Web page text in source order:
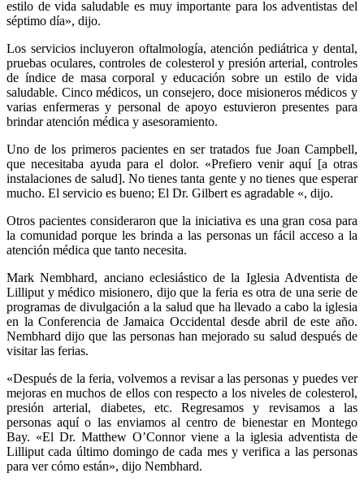
estilo de vida saludable es muy importante para los adventistas del
séptimo día», dijo.
Los servicios incluyeron oftalmología, atención pediátrica y dental,
pruebas oculares, controles de colesterol y presión arterial, controles
de índice de masa corporal y educación sobre un estilo de vida
saludable. Cinco médicos, un consejero, doce misioneros médicos y
varias enfermeras y personal de apoyo estuvieron presentes para
brindar atención médica y asesoramiento.
Uno de los primeros pacientes en ser tratados fue Joan Campbell,
que necesitaba ayuda para el dolor. «Prefiero venir aquí [a otras
instalaciones de salud]. No tienes tanta gente y no tienes que esperar
mucho. El servicio es bueno; El Dr. Gilbert es agradable «, dijo.
Otros pacientes consideraron que la iniciativa es una gran cosa para
la comunidad porque les brinda a las personas un fácil acceso a la
atención médica que tanto necesita.
Mark Nembhard, anciano eclesiástico de la Iglesia Adventista de
Lilliput y médico misionero, dijo que la feria es otra de una serie de
programas de divulgación a la salud que ha llevado a cabo la iglesia
en la Conferencia de Jamaica Occidental desde abril de este año.
Nembhard dijo que las personas han mejorado su salud después de
visitar las ferias.
«Después de la feria, volvemos a revisar a las personas y puedes ver
mejoras en muchos de ellos con respecto a los niveles de colesterol,
presión arterial, diabetes, etc. Regresamos y revisamos a las
personas aquí o las enviamos al centro de bienestar en Montego
Bay. «El Dr. Matthew O’Connor viene a la iglesia adventista de
Lilliput cada último domingo de cada mes y verifica a las personas
para ver cómo están», dijo Nembhard.